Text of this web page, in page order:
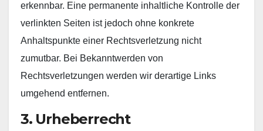
erkennbar. Eine permanente inhaltliche Kontrolle der
verlinkten Seiten ist jedoch ohne konkrete
Anhaltspunkte einer Rechtsverletzung nicht
zumutbar. Bei Bekanntwerden von
Rechtsverletzungen werden wir derartige Links
umgehend entfernen.
3. Urheberrecht